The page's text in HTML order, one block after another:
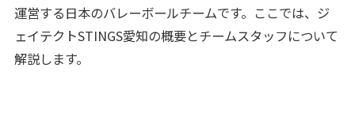
運営する日本のバレーボールチームです。ここでは、ジ
ェイテクトSTINGS愛知の概要とチームスタッフについて
解説します。